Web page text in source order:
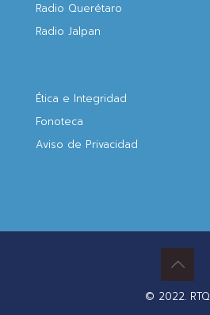
Radio Querétaro
Radio Jalpan
Ética e Integridad
Fonoteca
Aviso de Privacidad
© 2022. RTQ